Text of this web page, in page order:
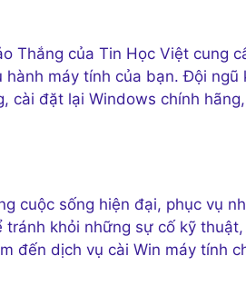
Thắng của Tin Học Việt cung
máy tính của bạn. Đội
cài đặt lại Windows chính
cuộc sống hiện đại, phục vụ
khỏi những sự cố kỹ
đến dịch vụ cài Win máy tính